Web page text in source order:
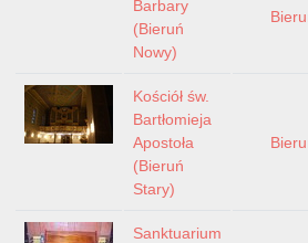
Barbary
(Bieruń
Nowy)
Kościół św.
Bartłomieja
Apostoła
(Bieruń
Stary)
Sanktuarium